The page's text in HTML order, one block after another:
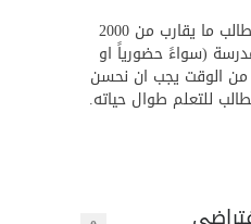
في المتوسط، يقضي الطالب ما يقارب من 2000
(سواءً حضورياً او
من الوقت يجب ان نحسن
للتعلم طوال حياته.